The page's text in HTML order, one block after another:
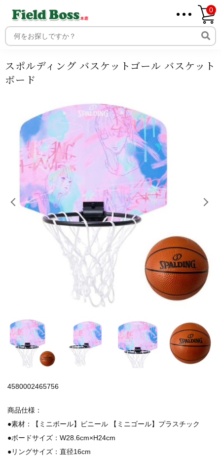
ホーム
メンバー
0
ホーム 商品 商品ジャンル
バスケットボ
ール
ゴール 家庭用ゴール
スポルディング バスケットゴー
ル バスケットボード
スポルディング バスケットゴール バスケット
ボード
4580002465756
商品仕様：
●素材：【ミニボール】ビニール 【ミニゴール】プラスチック
●ボードサイズ：W28.6cm×H24cm
●リングサイズ：直径16cm